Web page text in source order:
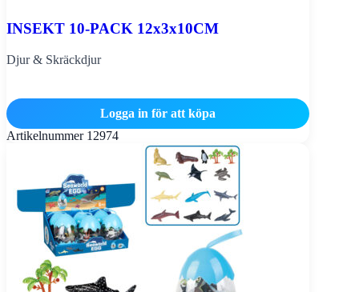
INSEKT 10-PACK 12x3x10CM
Djur & Skräckdjur
Logga in för att köpa
Artikelnummer 12974